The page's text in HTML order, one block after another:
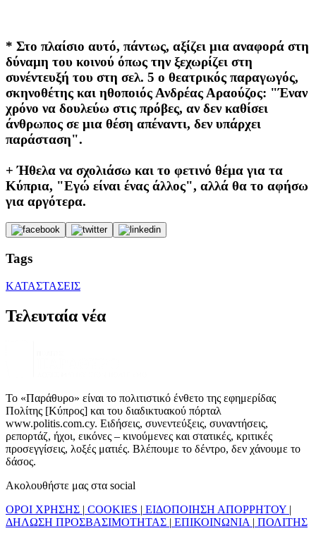
* Στο πλαίσιο αυτό, πάντως, αξίζει μια αναφορά στη
δύναμη του κοινού όπως την ξεχωρίζει στη
συνέντευξή του στη σελ. 5 ο θεατρικός παραγωγός,
σκηνοθέτης και ηθοποιός Ανδρέας Αραούζος: "Έναν
χρόνο να δουλεύω στις πρόβες, αν δεν καθίσει
άνθρωπος σε μια θέση απέναντι, δεν υπάρχει
παράσταση".
+ Ήθελα να σχολιάσω και το φετινό θέμα για τα
Κύπρια, "Εγώ είναι ένας άλλος", αλλά θα το αφήσω
για αργότερα.
Tags
ΚΑΤΑΣΤΑΣΕΙΣ
Τελευταία νέα
Το «Παράθυρο» είναι το πολιτιστικό ένθετο της εφημερίδας
Πολίτης [Κύπρος] και του διαδικτυακού πόρταλ
www.politis.com.cy. Ειδήσεις, συνεντεύξεις, συναντήσεις,
ρεπορτάζ, ήχοι, εικόνες – κινούμενες και στατικές, κριτικές
προσεγγίσεις, λοξές ματιές. Βλέπουμε το δέντρο, δεν χάνουμε το
δάσος.
Ακολουθήστε μας στα social
ΟΡΟΙ ΧΡΗΣΗΣ | COOKIES | ΕΙΔΟΠΟΙΗΣΗ ΑΠΟΡΡΗΤΟΥ |
ΔΗΛΩΣΗ ΠΡΟΣΒΑΣΙΜΟΤΗΤΑΣ | ΕΠΙΚΟΙΝΩΝΙΑ | ΠΟΛΙΤΗΣ